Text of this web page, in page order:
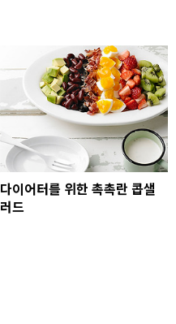
다이어터를 위한 촉촉란 콥샐
러드